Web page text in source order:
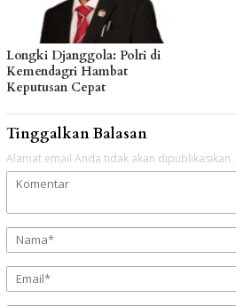
Longki Djanggola: Polri di
Kemendagri Hambat
Keputusan Cepat
Tinggalkan Balasan
Alamat email Anda tidak akan dipublikasikan.